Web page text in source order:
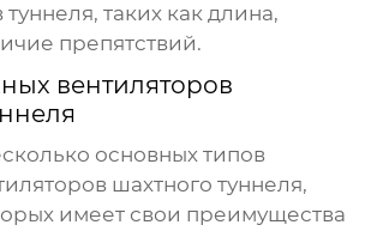
таких как длина,
препятствий.
вентиляторов
основных типов
шахтного туннеля,
имеет свои преимущества